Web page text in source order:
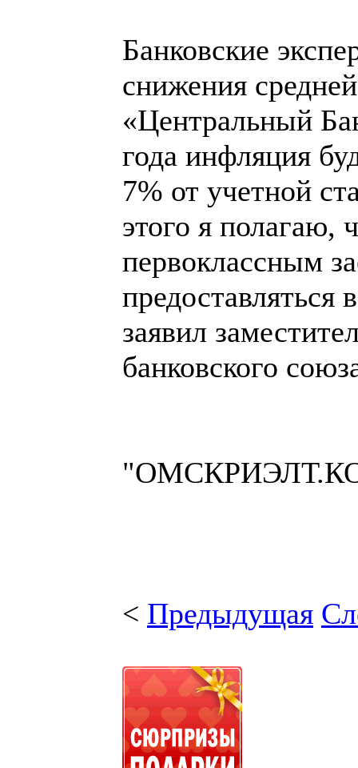
Банковские
снижения
«Центральный
года инфляция
7% от учетной
этого я полагаю,
первоклассным
предоставляться
заявил
банковского
< Предыдущая